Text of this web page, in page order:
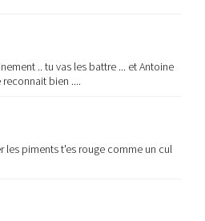
.. tu vas les battre ... et Antoine
bien ....
les piments t'es rouge comme un cul